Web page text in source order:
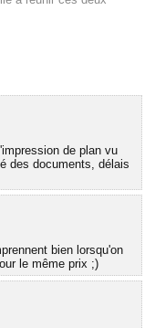
de plan vu
des documents, délais
bien lorsqu'on
le même prix ;)